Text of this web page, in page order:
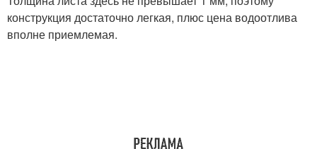
конструкция достаточно легкая, плюс цена водоотлива
вполне приемлемая.